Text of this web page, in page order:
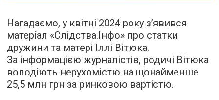
Нагадаємо, у квітні 2024 року з’явився
матеріал «Слідства.Інфо» про статки
дружини та матері Іллі Вітюка.
За інформацією журналістів, родичі Вітюка
володіють нерухомістю на щонайменше
25,5 млн грн за ринковою вартістю.